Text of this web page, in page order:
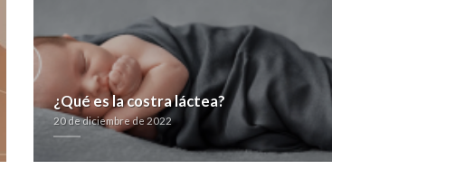
¿Qué es la costra láctea?
20 de diciembre de 2022